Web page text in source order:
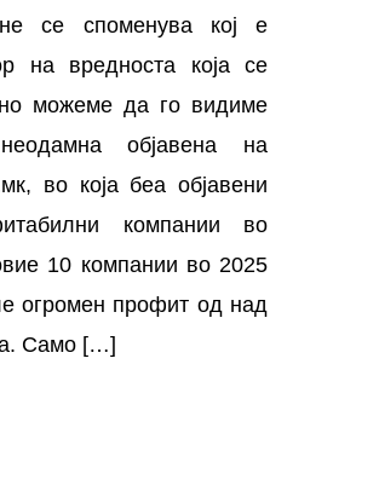
се споменува кој е
на вредноста која се
можеме да го видиме
објавена на
во која беа објавени
компании во
10 компании во 2025
огромен профит од над
Само […]